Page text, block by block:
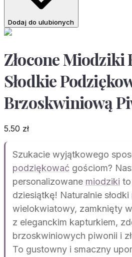
Dodaj do ulubionych
Złocone Miodziki
Słodkie
Brzoskwiniową
5.50 zł
Szukacie wyjątkowego
podziękować gościom?
personalizowane miodziki to
dziesiątkę! Naturalnie słodki
wielokwiatowy, zamknięty
z eleganckim kapturkiem,
brzoskwiniowych piwonii i
To gustowny i smaczny